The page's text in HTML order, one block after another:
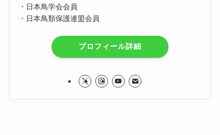
・日本鳥学会会員
・日本鳥類保護連盟会員
プロフィール詳細